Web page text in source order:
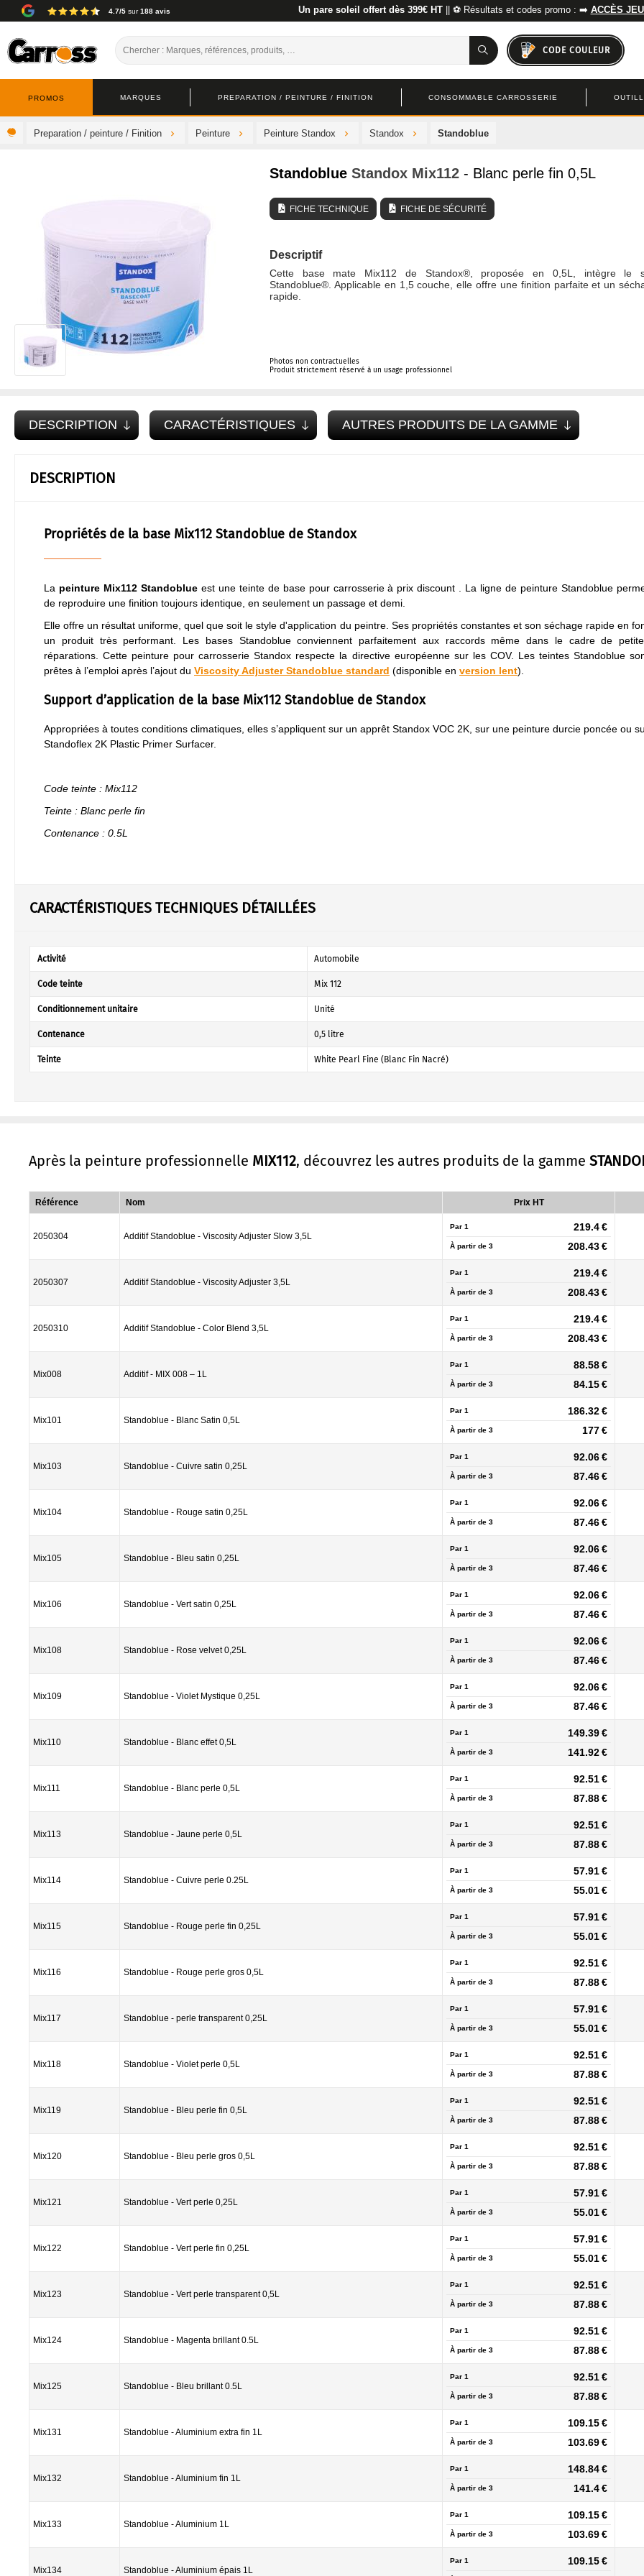
4.7/5 sur188 avis Un pare soleil offert dès 399€ HT|| ⚽ Résultats et codes promo : ➡️ ACCÈS
CODE COULEUR
PREPARATION / PEINTURE / FINITION CONSOMMABLE CARROSSERIE
MARQUES
PROMOS
Preparation / peinture / Finition Peinture Peinture Standox Standox Standoblue
Standoblue Standox Mix112 - Blanc perle fin 0,5L
FICHE TECHNIQUE FICHE DE SÉCURITÉ
Descriptif
Cette base mate Mix112 de Standox®, proposée en 0,5L, intègre le
Standoblue®. Applicable en 1,5 couche, elle offre une finition parfaite et un
rapide.
Photos non contractuelles
Produit strictement réservé à un usage professionnel
DESCRIPTION CARACTÉRISTIQUES AUTRES PRODUITS DE LA GAMME
DESCRIPTION
Propriétés de la base Mix112 Standoblue de Standox
La peinture Mix112 Standoblueest une teinte de base pour carrosserie à prix discount . La ligne de peinture Standoblue
de reproduire une finition toujours identique, en seulement un passage et demi.
Elle offre un résultat uniforme, quel que soit le style d'application du peintre. Ses propriétés constantes et son séchage rapide en
un produit très performant. Les bases Standoblue conviennent parfaitement aux raccords même dans le cadre de
réparations. Cette peinture pour carrosserie Standox respecte la directive européenne sur les COV. Les teintes Standoblue
prêtes à l’emploi après l’ajout du Viscosity Adjuster Standoblue standard (disponible en version lent).
Support d’application de la base Mix112 Standoblue de Standox
Appropriées à toutes conditions climatiques, elles s’appliquent sur un apprêt Standox VOC 2K, sur une peinture durcie poncée ou
Standoflex 2K Plastic Primer Surfacer.
Code teinte : Mix112
Teinte : Blanc perle fin
Contenance : 0.5L
CARACTÉRISTIQUES TECHNIQUES DÉTAILLÉES
Activité Automobile
Code teinte Mix 112
Conditionnement unitaire Unité
Contenance 0,5 litre
Teinte White Pearl Fine (Blanc Fin Nacré)
Après la peinture professionnelle MIX112, découvrez les autres produits de la gamme
Référence Nom Prix HT
2050304 Additif Standoblue - Viscosity Adjuster Slow 3,5L
Par 1 219.4 €
À partir de 3 208.43 €
2050307 Additif Standoblue - Viscosity Adjuster 3,5L
Par 1 219.4 €
À partir de 3 208.43 €
2050310 Additif Standoblue - Color Blend 3,5L
Par 1 219.4 €
À partir de 3 208.43 €
Mix008 Additif - MIX 008 – 1L
Par 1 88.58 €
À partir de 3 84.15 €
Mix101 Standoblue - Blanc Satin 0,5L
Par 1 186.32 €
À partir de 3 177 €
Mix103 Standoblue - Cuivre satin 0,25L
Par 1 92.06 €
À partir de 3 87.46 €
Mix104 Standoblue - Rouge satin 0,25L
Par 1 92.06 €
À partir de 3 87.46 €
Mix105 Standoblue - Bleu satin 0,25L
Par 1 92.06 €
À partir de 3 87.46 €
Mix106 Standoblue - Vert satin 0,25L
Par 1 92.06 €
À partir de 3 87.46 €
Mix108 Standoblue - Rose velvet 0,25L
Par 1 92.06 €
À partir de 3 87.46 €
Mix109 Standoblue - Violet Mystique 0,25L
Par 1 92.06 €
À partir de 3 87.46 €
Mix110 Standoblue - Blanc effet 0,5L
Par 1 149.39 €
À partir de 3 141.92 €
Mix111 Standoblue - Blanc perle 0,5L
Par 1 92.51 €
À partir de 3 87.88 €
Mix113 Standoblue - Jaune perle 0,5L
Par 1 92.51 €
À partir de 3 87.88 €
Mix114 Standoblue - Cuivre perle 0.25L
Par 1 57.91 €
À partir de 3 55.01 €
Mix115 Standoblue - Rouge perle fin 0,25L
Par 1 57.91 €
À partir de 3 55.01 €
Mix116 Standoblue - Rouge perle gros 0,5L
Par 1 92.51 €
À partir de 3 87.88 €
Mix117 Standoblue - perle transparent 0,25L
Par 1 57.91 €
À partir de 3 55.01 €
Mix118 Standoblue - Violet perle 0,5L
Par 1 92.51 €
À partir de 3 87.88 €
Mix119 Standoblue - Bleu perle fin 0,5L
Par 1 92.51 €
À partir de 3 87.88 €
Mix120 Standoblue - Bleu perle gros 0,5L
Par 1 92.51 €
À partir de 3 87.88 €
Mix121 Standoblue - Vert perle 0,25L
Par 1 57.91 €
À partir de 3 55.01 €
Mix122 Standoblue - Vert perle fin 0,25L
Par 1 57.91 €
À partir de 3 55.01 €
Mix123 Standoblue - Vert perle transparent 0,5L
Par 1 92.51 €
À partir de 3 87.88 €
Mix124 Standoblue - Magenta brillant 0.5L
Par 1 92.51 €
À partir de 3 87.88 €
Mix125 Standoblue - Bleu brillant 0.5L
Par 1 92.51 €
À partir de 3 87.88 €
Mix131 Standoblue - Aluminium extra fin 1L
Par 1 109.15 €
À partir de 3 103.69 €
Mix132 Standoblue - Aluminium fin 1L
Par 1 148.84 €
À partir de 3 141.4 €
Mix133 Standoblue - Aluminium 1L
Par 1 109.15 €
À partir de 3 103.69 €
Mix134 Standoblue - Aluminium épais 1L
Par 1
109.15 €